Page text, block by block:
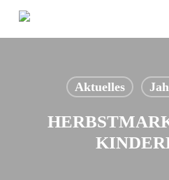
Skip
Aktuelles